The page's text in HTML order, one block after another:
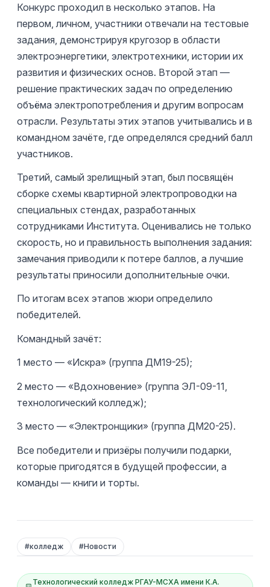
Конкурс проходил в несколько этапов. На
первом, личном, участники отвечали на тестовые
задания, демонстрируя кругозор в области
электроэнергетики, электротехники, истории их
развития и физических основ. Второй этап —
решение практических задач по определению
объёма электропотребления и другим вопросам
отрасли. Результаты этих этапов учитывались и в
командном зачёте, где определялся средний балл
участников.
Третий, самый зрелищный этап, был посвящён
сборке схемы квартирной электропроводки на
специальных стендах, разработанных
сотрудниками Института. Оценивались не только
скорость, но и правильность выполнения задания:
замечания приводили к потере баллов, а лучшие
результаты приносили дополнительные очки.
По итогам всех этапов жюри определило
победителей.
Командный зачёт:
1 место — «Искра» (группа ДМ19-25);
2 место — «Вдохновение» (группа ЭЛ-09-11,
технологический колледж);
3 место — «Электронщики» (группа ДМ20-25).
Все победители и призёры получили подарки,
которые пригодятся в будущей профессии, а
команды — книги и торты.
#колледж #Новости
Технологический колледж РГАУ-МСХА имени К.А.